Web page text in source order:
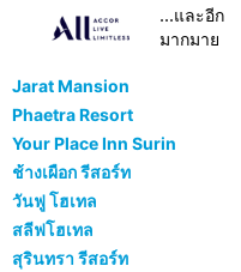
...และอีก
มากมาย
Jarat Mansion
Phaetra Resort
Your Place Inn Surin
ช้างเผือก รีสอร์ท
วันฟู โฮเทล
สลีฟโฮเทล
สุรินทรา รีสอร์ท